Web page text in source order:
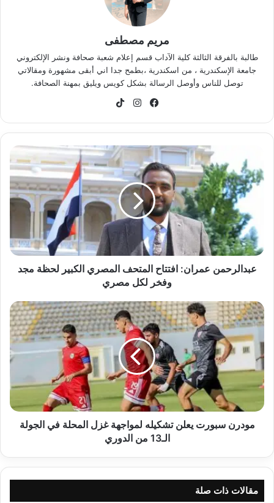
مريم مصطفى
طالبة بالفرقة الثالثة كلية الآداب قسم إعلام شعبة صحافة ونشر الإلكتروني
جامعة الإسكندرية ، من اسكندرية ،بطمح جدا اني أبقى مشهورة ومقالاتي
توصل للناس وأوصل الرسالة بشكل كويس ويليق بمهنة الصحافة.
فيسبوكانستقرام
عمران:
افتتاح
المتحف
المصري
الكبير
لحظة
مجد
وفخر
لكلعبدالرحمن عمران: افتتاح المتحف المصري الكبير لحظة مجد
وفخر لكل مصري
مودرن
سبورت
يعلن
تشكيله
لمواجهة
غزل
المحلة
الجولة
الـ13
مودرن سبورت يعلن تشكيله لمواجهة غزل المحلة في الجولة
الـ13 من الدوري
مقالات ذات صلة